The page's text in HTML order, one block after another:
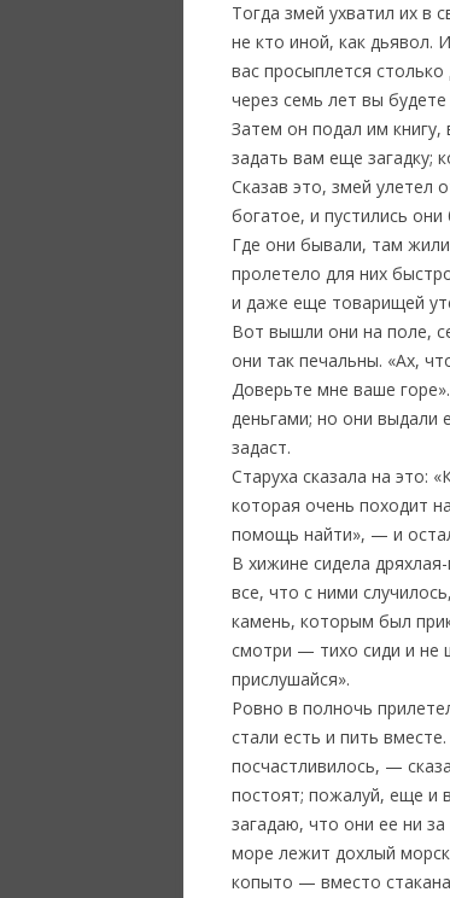
Тогда змей ухватил их в
не кто иной, как дьявол.
вас просыплется
через семь лет вы
Затем он подал им
задать вам еще загадку;
Сказав это, змей улетел
богатое, и пустились
Где они бывали, там
пролетело для них
и даже еще товарищей
Вот вышли они на поле,
они так печальны. «Ах,
Доверьте мне ваше
деньгами; но они выдали
задаст.
Старуха сказала на это:
которая очень походит
помощь найти», — и
В хижине сидела
все, что с ними
камень, которым был
смотри — тихо сиди и не
прислушайся».
Ровно в полночь
стали есть и пить
посчастливилось, —
постоят; пожалуй, еще и
загадаю, что они ее ни
море лежит дохлый
копыто — вместо